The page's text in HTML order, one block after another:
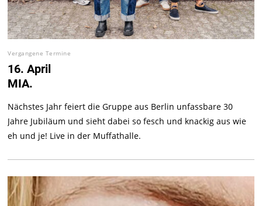
Vergangene Termine
16. April
MIA.
Nächstes Jahr feiert die Gruppe aus Berlin unfassbare 30
Jahre Jubiläum und sieht dabei so fesch und knackig aus wie
eh und je! Live in der Muffathalle.